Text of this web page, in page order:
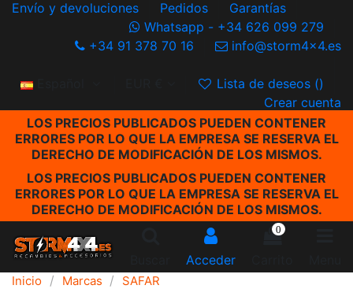
Envío y devoluciones Pedidos
Garantías
Whatsapp - +34 626 099 279
+34 91 378 70 16
info@storm4x4.es
Español Lista de deseos ()
Crear cuenta
LOS PRECIOS PUBLICADOS PUEDEN CONTENER
ERRORES POR LO QUE LA EMPRESA SE RESERVA EL
DERECHO DE MODIFICACIÓN DE LOS MISMOS.
LOS PRECIOS PUBLICADOS PUEDEN CONTENER
ERRORES POR LO QUE LA EMPRESA SE RESERVA EL
DERECHO DE MODIFICACIÓN DE LOS MISMOS.
Acceder
0
Inicio Marcas SAFAR